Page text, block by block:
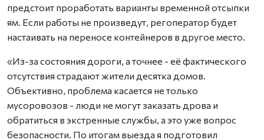
предстоит проработать варианты временной отсыпки
ям. Если работы не произведут, регоператор будет
настаивать на переносе контейнеров в другое место.
«Из-за состояния дороги, а точнее - её фактического
отсутствия страдают жители десятка домов.
Объективно, проблема касается не только
мусоровозов - люди не могут заказать дрова и
обратиться в экстренные службы, а это уже вопрос
безопасности. По итогам выезда я подготовил